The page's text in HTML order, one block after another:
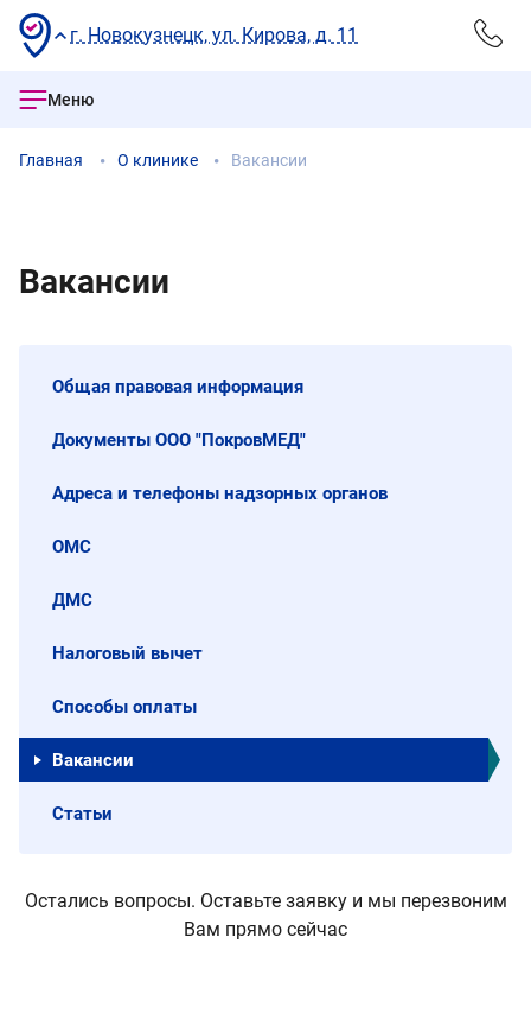
г. Новокузнецк, ул. Кирова, д. 11
Меню
Главная О клинике Вакансии
Вакансии
Общая правовая информация
Документы ООО "ПокровМЕД"
Адреса и телефоны надзорных органов
ОМС
ДМС
Налоговый вычет
Способы оплаты
Вакансии
Статьи
Остались вопросы. Оставьте заявку и мы перезвоним
Вам прямо сейчас